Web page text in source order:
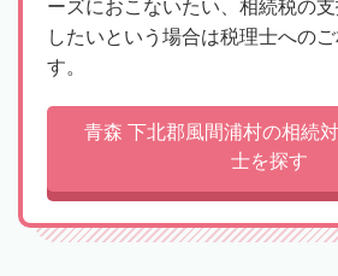
ーズにおこないたい、相続税の
したいという場合は税理士への
す。
青森 下北郡風間浦村の相続
士を探す